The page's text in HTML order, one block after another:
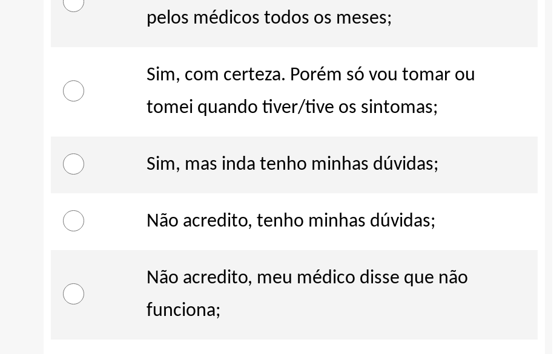
pelos médicos todos os meses;
Sim, com certeza. Porém só vou tomar ou
tomei quando tiver/tive os sintomas;
Sim, mas inda tenho minhas dúvidas;
Não acredito, tenho minhas dúvidas;
Não acredito, meu médico disse que não
funciona;